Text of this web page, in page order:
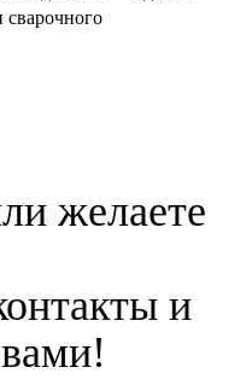
сварочного
желаете
и